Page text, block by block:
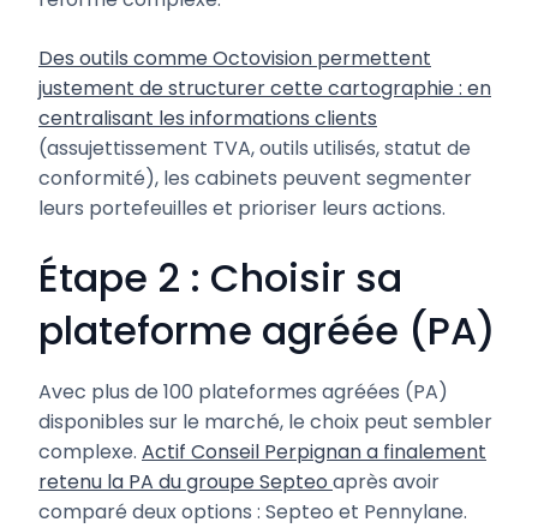
Des outils comme Octovision permettent
justement de structurer cette cartographie : en
centralisant les informations clients
(assujettissement TVA, outils utilisés, statut de
conformité), les cabinets peuvent segmenter
leurs portefeuilles et prioriser leurs actions.
Étape 2 : Choisir sa
plateforme agréée (PA)
Avec plus de 100 plateformes agréées (PA)
disponibles sur le marché, le choix peut sembler
complexe. Actif Conseil Perpignan a finalement
retenu la PA du groupe Septeo après avoir
comparé deux options : Septeo et Pennylane.